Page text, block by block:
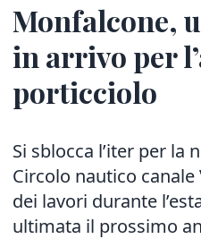
Monfalcone,
in arrivo per
porticciolo
Si sblocca l’iter per la
Circolo nautico canale
dei lavori durante
ultimata il prossimo